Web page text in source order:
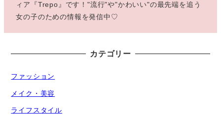
ィア『Trepo』です！"流行"や"かわいい"の最先端を追う
女の子のための情報を発信中♡
カテゴリー
ファッション
メイク・美容
ライフスタイル